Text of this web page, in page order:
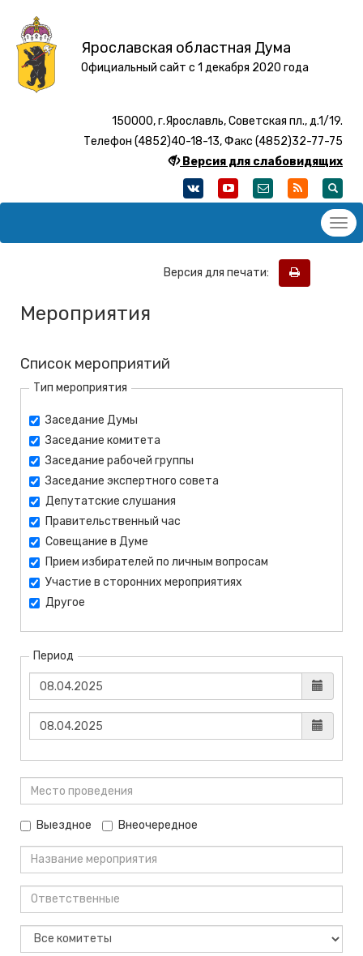
Ярославская областная Дума
Официальный сайт с 1 декабря 2020 года
150000, г.Ярославль, Советская пл., д.1/19.
Телефон (4852)40-18-13, Факс (4852)32-77-75
Версия для слабовидящих
Версия для печати:
Мероприятия
Список мероприятий
Тип мероприятия
Заседание Думы
Заседание комитета
Заседание рабочей группы
Заседание экспертного совета
Депутатские слушания
Правительственный час
Совещание в Думе
Прием избирателей по личным вопросам
Участие в сторонних мероприятиях
Другое
Период
Выездное Внеочередное